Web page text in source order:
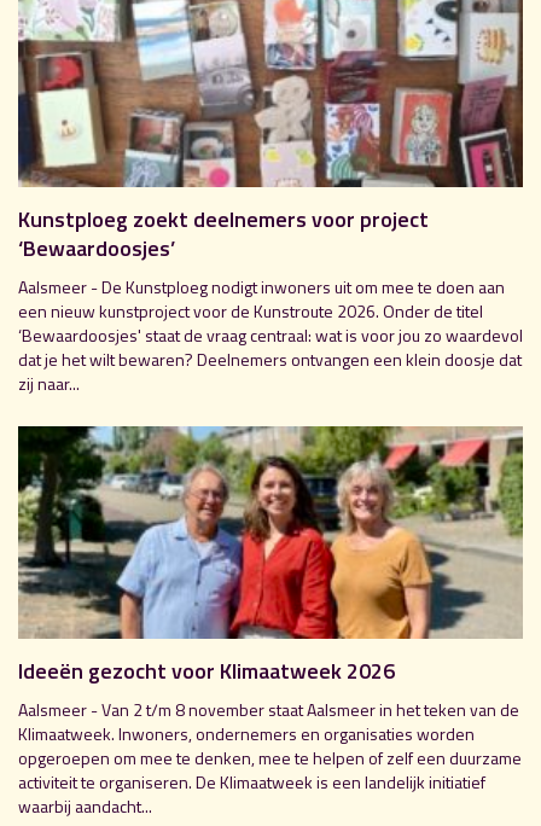
Kunstploeg zoekt deelnemers voor project
‘Bewaardoosjes’
Aalsmeer - De Kunstploeg nodigt inwoners uit om mee te doen aan
een nieuw kunstproject voor de Kunstroute 2026. Onder de titel
‘Bewaardoosjes' staat de vraag centraal: wat is voor jou zo waardevol
dat je het wilt bewaren? Deelnemers ontvangen een klein doosje dat
zij naar...
Ideeën gezocht voor Klimaatweek 2026
Aalsmeer - Van 2 t/m 8 november staat Aalsmeer in het teken van de
Klimaatweek. Inwoners, ondernemers en organisaties worden
opgeroepen om mee te denken, mee te helpen of zelf een duurzame
activiteit te organiseren. De Klimaatweek is een landelijk initiatief
waarbij aandacht...